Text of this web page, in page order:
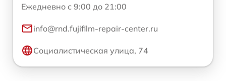
Ежедневно с 9:00 до 21:00
info@rnd.fujifilm-repair-center.ru
Социалистическая улица, 74